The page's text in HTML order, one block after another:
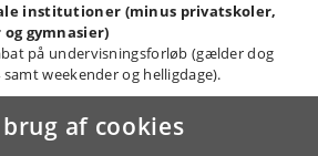
af cookies
institutioner (minus privatskoler,
gymnasier)
på undervisningsforløb (gælder dog
samt weekender og helligdage).